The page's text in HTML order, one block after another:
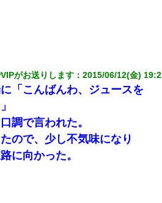
ていて…
業員が最悪だった。折角の旅行で何
かったのだ
トロックを突破してマンションに入
とドアの前で喚いてて滅茶苦茶うる
がお送りします ：2015/06/12(金)
「こんばんわ、ジュースを
調で言われた。
ので、少し不気味になり
に向かった。